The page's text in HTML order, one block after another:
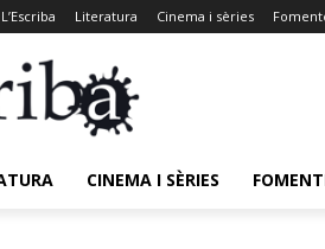
L’Escriba Literatura Cinema i sèries
CINEMA I SÈRIES